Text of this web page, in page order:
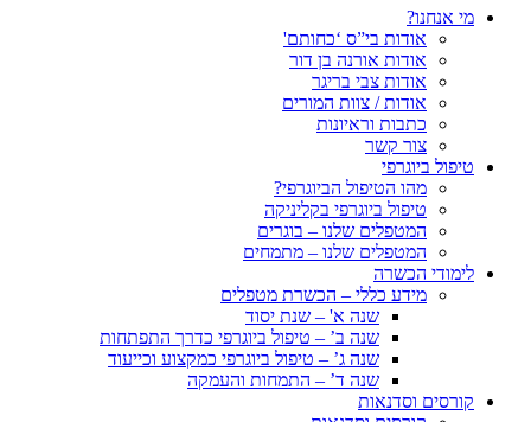
מי אנחנו?
אודות בי”ס ‘כחותם'
אודות אורנה בן דור
אודות צבי בריגר
אודות / צוות המורים
כתבות וראיונות
צור קשר
טיפול ביוגרפי
מהו הטיפול הביוגרפי?
טיפול ביוגרפי בקליניקה
המטפלים שלנו – בוגרים
המטפלים שלנו – מתמחים
לימודי הכשרה
מידע כללי – הכשרת מטפלים
שנה א' – שנת יסוד
שנה ב’ – טיפול ביוגרפי כדרך התפתחות
שנה ג’ – טיפול ביוגרפי כמקצוע וכייעוד
שנה ד’ – התמחות והעמקה
קורסים וסדנאות